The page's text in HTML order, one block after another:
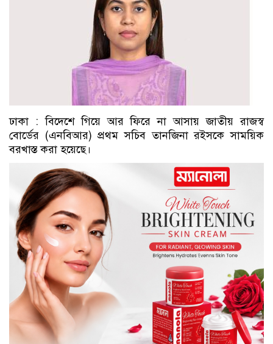
ঢাকা : বিদেশে গিয়ে আর ফিরে না আসায় জাতীয় রাজস্ব
বোর্ডের (এনবিআর) প্রথম সচিব তানজিনা রইসকে সাময়িক
বরখাস্ত করা হয়েছে।